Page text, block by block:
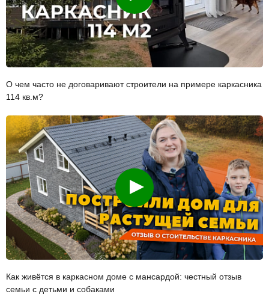
О чем часто не договаривают строители на примере каркасника
114 кв.м?
Смотреть
Как живётся в каркасном доме с мансардой: честный отзыв
семьи с детьми и собаками